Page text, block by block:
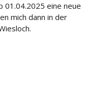
01.04.2025 eine neue
mich dann in der